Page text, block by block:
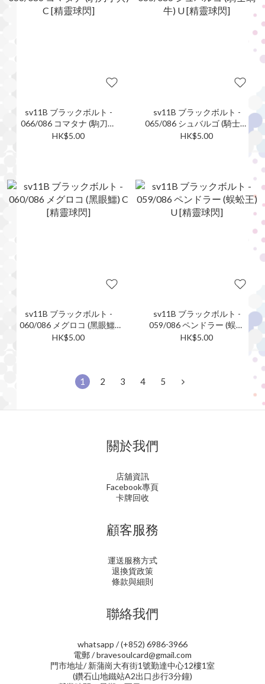
sv11B ブラックボルト -
066/086 コマタナ (駒刀小
兵) C [精靈球閃]
HK$5.00
sv11B ブラックボルト -
065/086 シュバルゴ (騎士蝸
牛) U [精靈球閃]
HK$5.00
sv11B ブラックボルト -
060/086 メグロコ (黑眼鱷)
C [精靈球閃]
HK$5.00
sv11B ブラックボルト -
059/086 ペンドラー (蜈蚣
王) U [精靈球閃]
HK$5.00
1 2 3 4 5
關於我們
店舖資訊
Facebook專頁
卡牌回收
顧客服務
運送服務方式
退換貨政策
條款與細則
聯絡我們
whatsapp / (+852) 6986-3966
電郵 / bravesoulcard@gmail.com
門市地址/ 新蒲崗大有街1號勤達中心12樓1室
(鑽石山地鐵站A2出口步行3分鐘)